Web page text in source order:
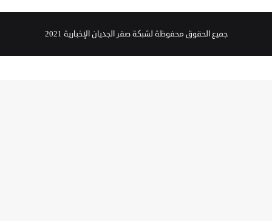
جميع الحقوق محفوظة لشبكة صقر الجديان الإخبارية 2021